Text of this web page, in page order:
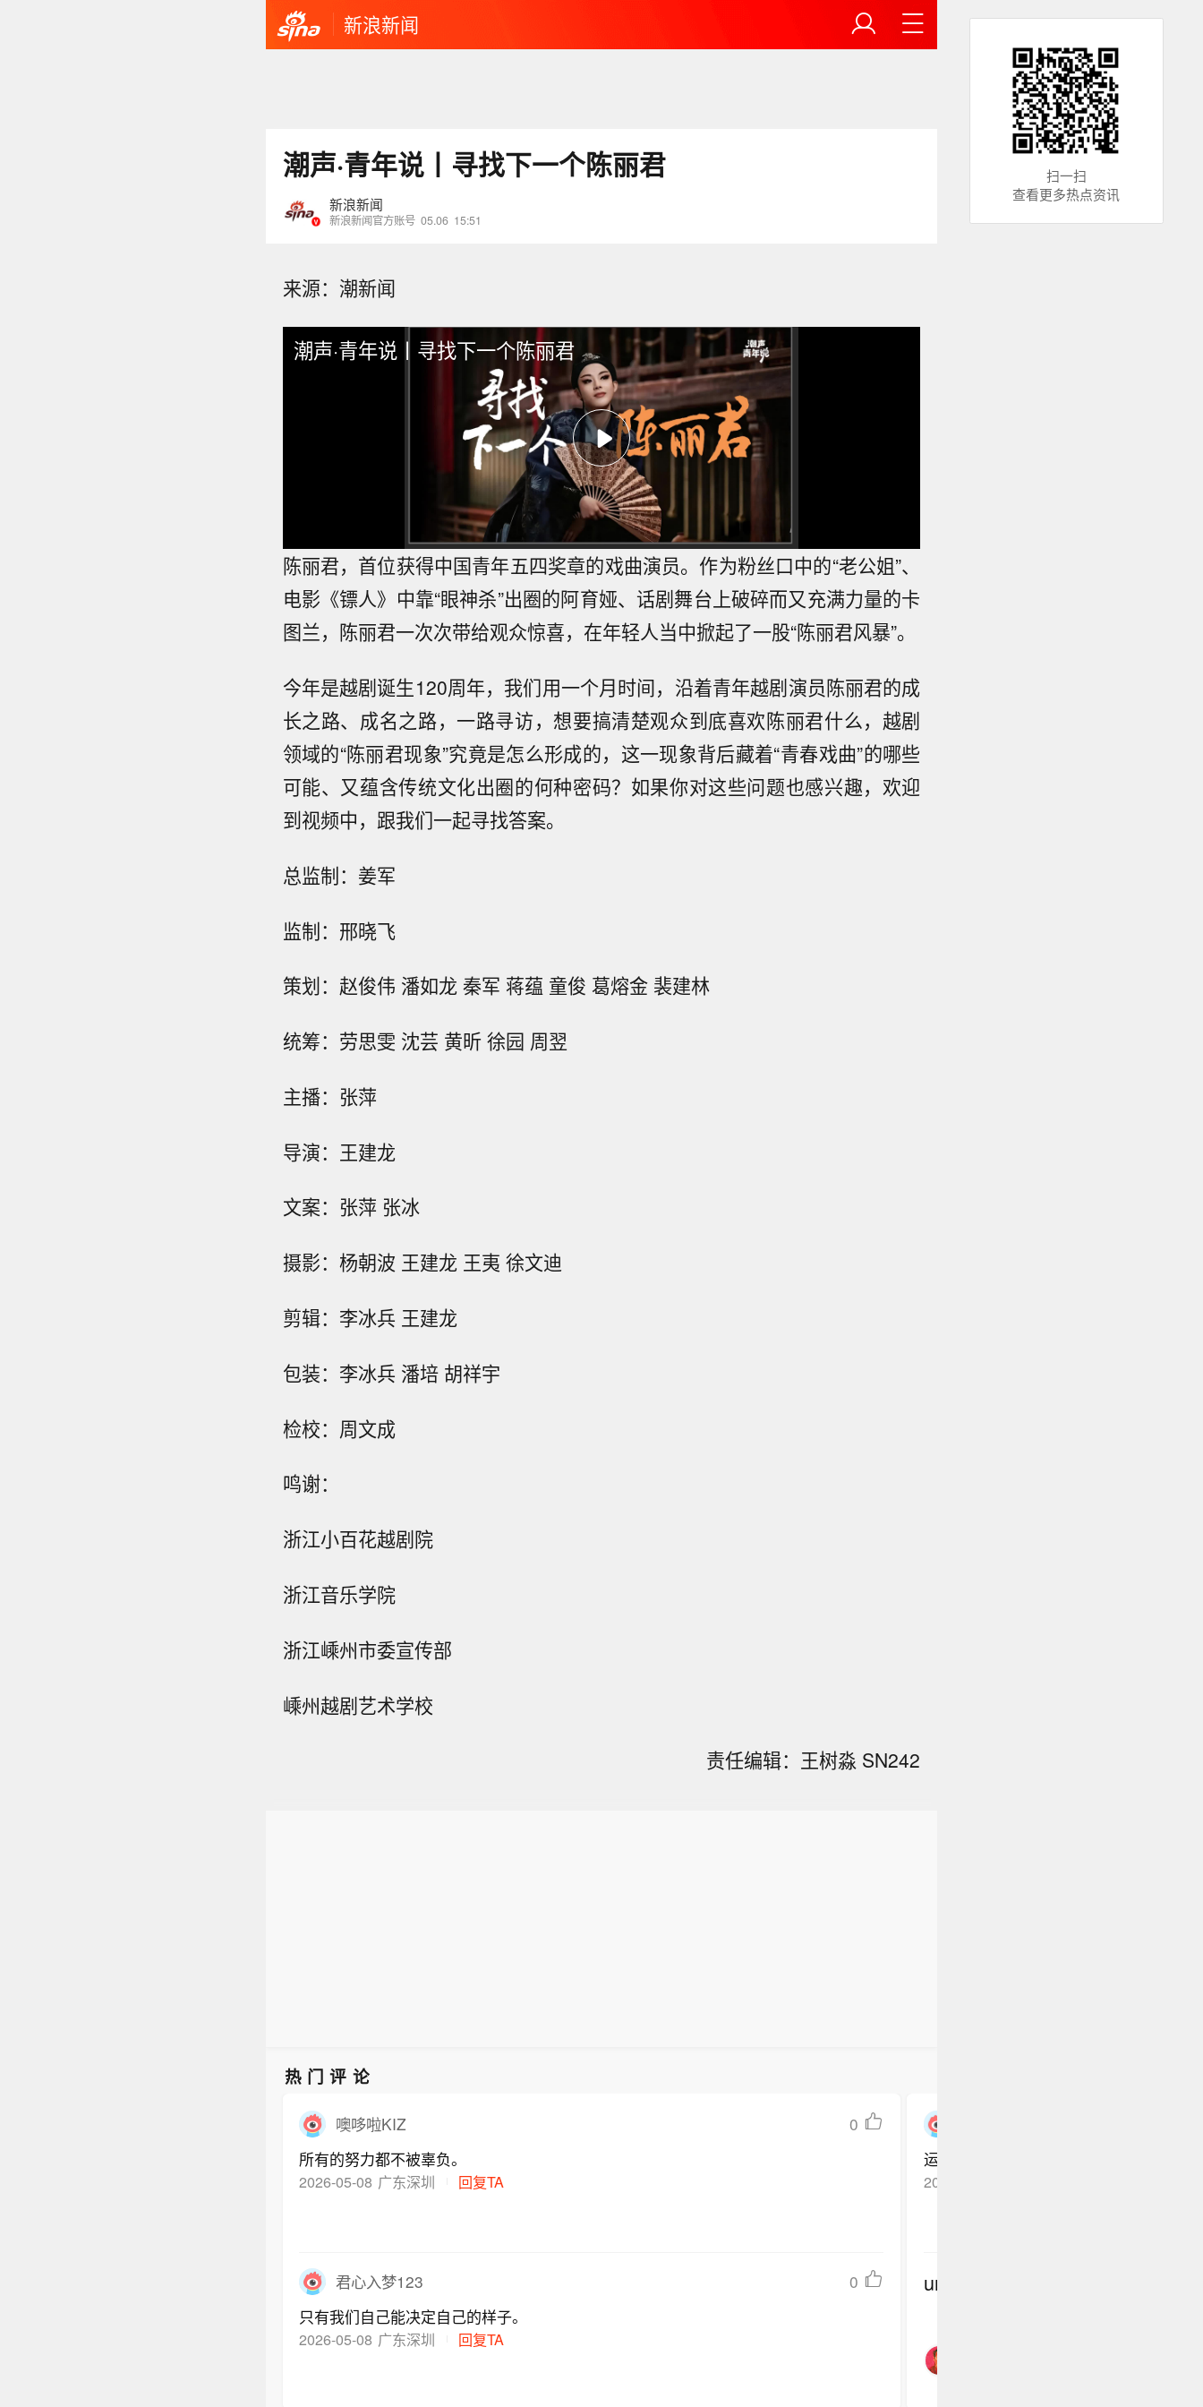
新浪新闻
潮声·青年说丨寻找下一个陈丽君
新浪新闻
新浪新闻官方账号 05.06 15:51
来源：潮新闻
潮声·青年说丨寻找下一个陈丽君
陈丽君，首位获得中国青年五四奖章的戏曲演员。作为粉丝口中的“老公姐”、
电影《镖人》中靠“眼神杀”出圈的阿育娅、话剧舞台上破碎而又充满力量的卡
图兰，陈丽君一次次带给观众惊喜，在年轻人当中掀起了一股“陈丽君风暴”。
今年是越剧诞生120周年，我们用一个月时间，沿着青年越剧演员陈丽君的成
长之路、成名之路，一路寻访，想要搞清楚观众到底喜欢陈丽君什么，越剧
领域的“陈丽君现象”究竟是怎么形成的，这一现象背后藏着“青春戏曲”的哪些
可能、又蕴含传统文化出圈的何种密码？如果你对这些问题也感兴趣，欢迎
到视频中，跟我们一起寻找答案。
总监制：姜军
监制：邢晓飞
策划：赵俊伟 潘如龙 秦军 蒋蕴 童俊 葛熔金 裴建林
统筹：劳思雯 沈芸 黄昕 徐园 周翌
主播：张萍
导演：王建龙
文案：张萍 张冰
摄影：杨朝波 王建龙 王夷 徐文迪
剪辑：李冰兵 王建龙
包装：李冰兵 潘培 胡祥宇
检校：周文成
鸣谢：
浙江小百花越剧院
浙江音乐学院
浙江嵊州市委宣传部
嵊州越剧艺术学校
责任编辑：王树淼 SN242
热门评论
噢哆啦KIZ
0
所有的努力都不被辜负。
2026-05-08 广东深圳 回复TA
君心入梦123
0
只有我们自己能决定自己的样子。
2026-05-08 广东深圳 回复TA
运气就是，机会正好碰上了你的努力
2026-05-08
undefined
扫一扫
查看更多热点资讯